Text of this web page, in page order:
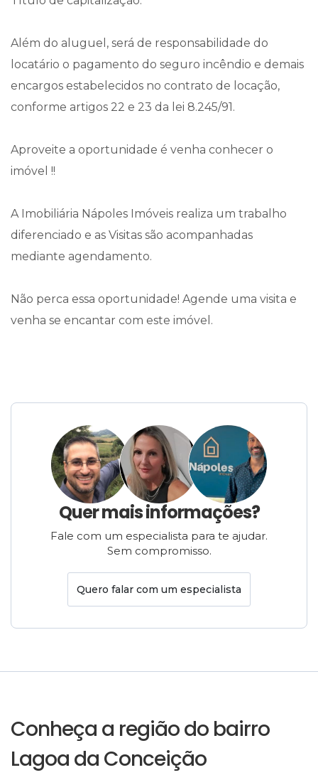
Além do aluguel, será de responsabilidade do
locatário o pagamento do seguro incêndio e demais
encargos estabelecidos no contrato de locação,
conforme artigos 22 e 23 da lei 8.245/91.
Aproveite a oportunidade é venha conhecer o
imóvel !!
A Imobiliária Nápoles Imóveis realiza um trabalho
diferenciado e as Visitas são acompanhadas
mediante agendamento.
Não perca essa oportunidade! Agende uma visita e
venha se encantar com este imóvel.
Quer mais informações?
Fale com um especialista para te ajudar.
Sem compromisso.
Quero falar com um especialista
Conheça a região do bairro
Lagoa da Conceição